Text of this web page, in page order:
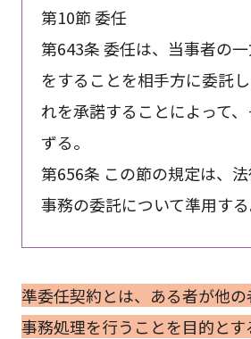
第10節 委任
第643条 委任は、当事者の
をすることを相手方に委託
れを承諾することによって
ずる。
第656条 この節の規定は、
事務の委託について準用する
準委任契約とは、ある者が他
事務処理を行うことを目的とす